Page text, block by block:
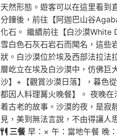
天然形態。遊客可以在這里看到
分鐘後，前往【阿迦巴山谷
化石。 繼續前往【白沙漠White
雪白色石灰石岩石而聞名，這些
狀。白沙漠位於埃及西部法拉法
層屹立在埃及白沙漠中，仿佛巨
沙】+【觀賞沙漠日落】，暮色
都因人料理篝火晚餐】。 夜晚
着古老的故事。沙漠的夜，是寂
見，美到無法言說，不由得讓人
三餐早：× 午：當地午餐 晚